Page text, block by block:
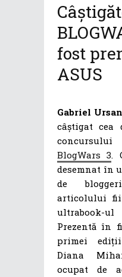
fost
ASUS
Gabriel Ursan
câștigat cea
BlogWars 3.
desemnat în
de
articolului
ultrabook-
Prezentă în
primei
Diana
ocupat de